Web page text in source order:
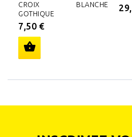
CROIX BLANCHE
GOTHIQUE
7,50 €